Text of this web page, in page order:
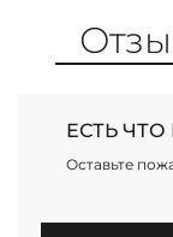
ЕСТЬ ЧТО
Оставьте